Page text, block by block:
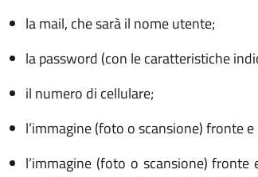
la mail, che sarà il nome utente;
la password (con le caratteristiche
il numero di cellulare;
l’immagine (foto o scansione) fronte
l’immagine (foto o scansione)